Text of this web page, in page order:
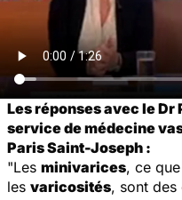
Les réponses avec le
service de médecine
Paris Saint-Joseph :
"Les minivarices, ce
les varicosités, sont des